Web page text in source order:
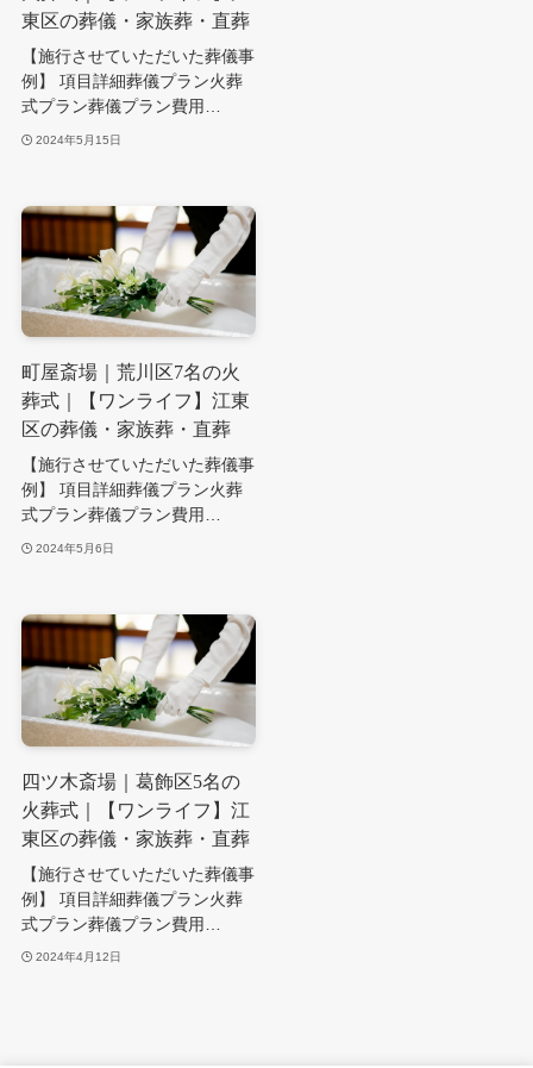
東区の葬儀・家族葬・直葬
【施行させていただいた葬儀事
例】 項目詳細葬儀プラン火葬
式プラン葬儀プラン費用…
2024年5月15日
町屋斎場｜荒川区7名の火
葬式｜【ワンライフ】江東
区の葬儀・家族葬・直葬
【施行させていただいた葬儀事
例】 項目詳細葬儀プラン火葬
式プラン葬儀プラン費用…
2024年5月6日
四ツ木斎場｜葛飾区5名の
火葬式｜【ワンライフ】江
東区の葬儀・家族葬・直葬
【施行させていただいた葬儀事
例】 項目詳細葬儀プラン火葬
式プラン葬儀プラン費用…
2024年4月12日